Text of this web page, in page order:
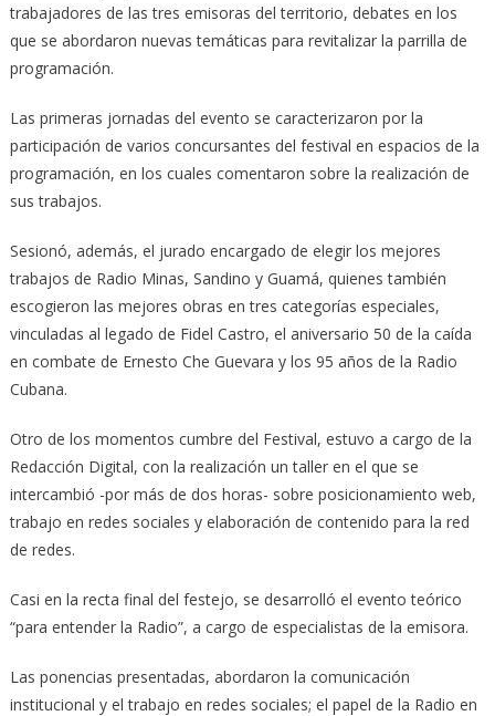
trabajadores de las tres emisoras del territorio, debates en los
que se abordaron nuevas temáticas para revitalizar la parrilla de
programación.
Las primeras jornadas del evento se caracterizaron por la
participación de varios concursantes del festival en espacios de la
programación, en los cuales comentaron sobre la realización de
sus trabajos.
Sesionó, además, el jurado encargado de elegir los mejores
trabajos de Radio Minas, Sandino y Guamá, quienes también
escogieron las mejores obras en tres categorías especiales,
vinculadas al legado de Fidel Castro, el aniversario 50 de la caída
en combate de Ernesto Che Guevara y los 95 años de la Radio
Cubana.
Otro de los momentos cumbre del Festival, estuvo a cargo de la
Redacción Digital, con la realización un taller en el que se
intercambió -por más de dos horas- sobre posicionamiento web,
trabajo en redes sociales y elaboración de contenido para la red
de redes.
Casi en la recta final del festejo, se desarrolló el evento teórico
“para entender la Radio”, a cargo de especialistas de la emisora.
Las ponencias presentadas, abordaron la comunicación
institucional y el trabajo en redes sociales; el papel de la Radio en